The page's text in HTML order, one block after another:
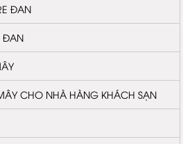
ĐAN
ĐAN
CHO NHÀ HÀNG KHÁCH SẠN